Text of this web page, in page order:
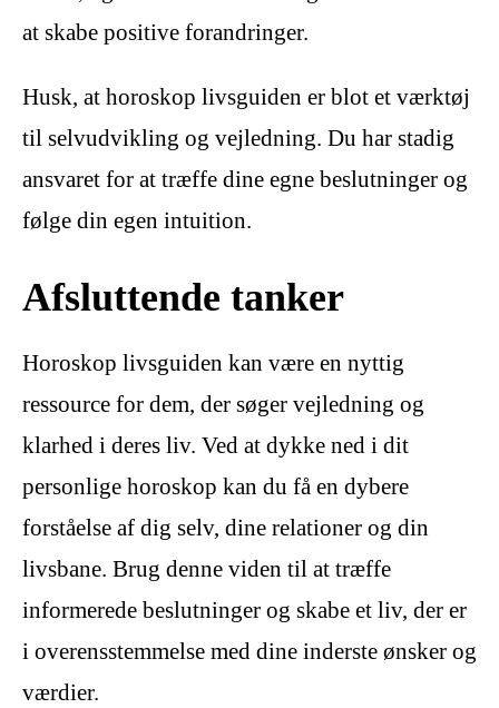
at skabe positive forandringer.
Husk, at horoskop livsguiden er blot et værktøj
til selvudvikling og vejledning. Du har stadig
ansvaret for at træffe dine egne beslutninger og
følge din egen intuition.
Afsluttende tanker
Horoskop livsguiden kan være en nyttig
ressource for dem, der søger vejledning og
klarhed i deres liv. Ved at dykke ned i dit
personlige horoskop kan du få en dybere
forståelse af dig selv, dine relationer og din
livsbane. Brug denne viden til at træffe
informerede beslutninger og skabe et liv, der er
i overensstemmelse med dine inderste ønsker og
værdier.